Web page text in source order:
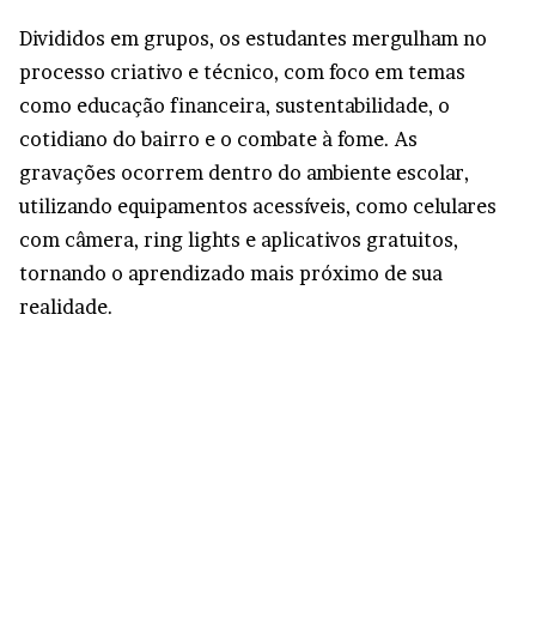
Divididos em grupos, os estudantes mergulham no
processo criativo e técnico, com foco em temas
como educação financeira, sustentabilidade, o
cotidiano do bairro e o combate à fome. As
gravações ocorrem dentro do ambiente escolar,
utilizando equipamentos acessíveis, como celulares
com câmera, ring lights e aplicativos gratuitos,
tornando o aprendizado mais próximo de sua
realidade.